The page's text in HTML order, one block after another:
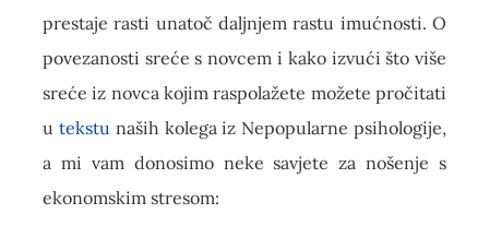
prestaje rasti unatoč daljnjem rastu imućnosti. O
povezanosti sreće s novcem i kako izvući što više
sreće iz novca kojim raspolažete možete pročitati
u tekstu naših kolega iz Nepopularne psihologije,
a mi vam donosimo neke savjete za nošenje s
ekonomskim stresom: